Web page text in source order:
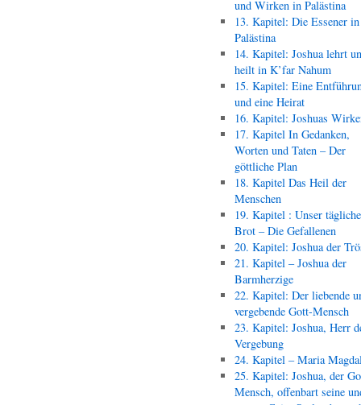
und Wirken in Palästina
13. Kapitel: Die Essener in
Palästina
14. Kapitel: Joshua lehrt
heilt in K’far Nahum
15. Kapitel: Eine
und eine Heirat
16. Kapitel: Joshuas
17. Kapitel In Gedanken,
Worten und Taten – Der
göttliche Plan
18. Kapitel Das Heil der
Menschen
19. Kapitel : Unser
Brot – Die Gefallenen
20. Kapitel: Joshua der
21. Kapitel – Joshua der
Barmherzige
22. Kapitel: Der liebende
vergebende Gott-Mensch
23. Kapitel: Joshua, Herr
Vergebung
24. Kapitel – Maria
25. Kapitel: Joshua, der
Mensch, offenbart seine